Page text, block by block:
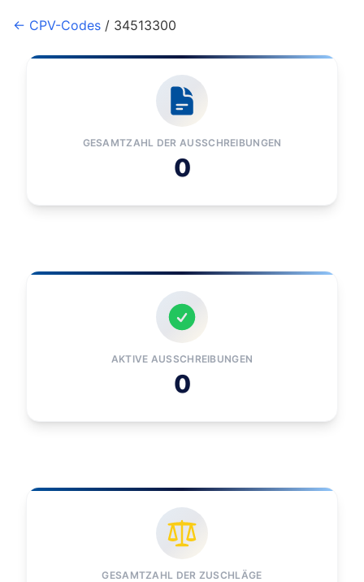
← CPV-Codes / 34513300
GESAMTZAHL DER AUSSCHREIBUNGEN
0
AKTIVE AUSSCHREIBUNGEN
0
GESAMTZAHL DER ZUSCHLÄGE